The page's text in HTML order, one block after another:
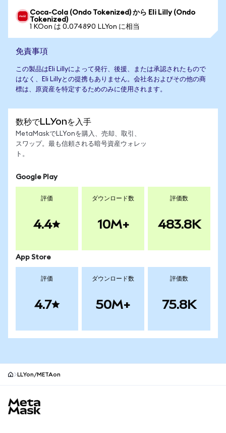
Coca-Cola (Ondo Tokenized) から Eli Lilly (Ondo
Tokenized)
1 KOon は 0.074890 LLYon に相当
免責事項
この製品はEli Lillyによって発行、後援、または承認されたもので
はなく、Eli Lillyとの提携もありません。会社名およびその他の商
標は、原資産を特定するためのみに使用されます。
数秒でLLYonを入手
MetaMaskでLLYonを購入、売却、取引、
スワップ。最も信頼される暗号資産ウォレッ
ト。
Google Play
評価
4.4
ダウンロード数
10M+
評価数
483.8K
App Store
評価
4.7
ダウンロード数
50M+
評価数
75.8K
LLYon/METAon